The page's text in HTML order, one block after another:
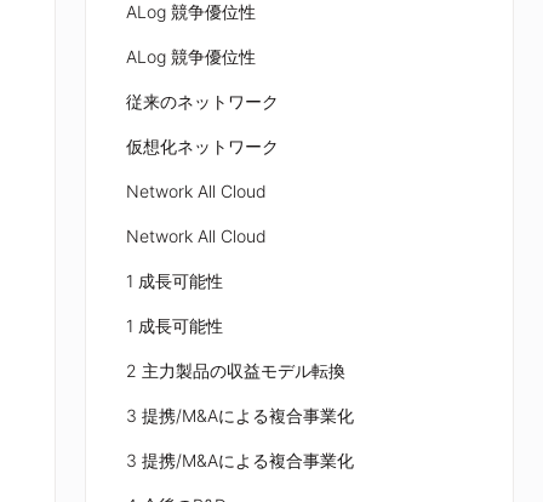
ALog 競争優位性
ALog 競争優位性
従来のネットワーク
仮想化ネットワーク
Network All Cloud
Network All Cloud
1 成長可能性
1 成長可能性
2 主力製品の収益モデル転換
3 提携/M&Aによる複合事業化
3 提携/M&Aによる複合事業化